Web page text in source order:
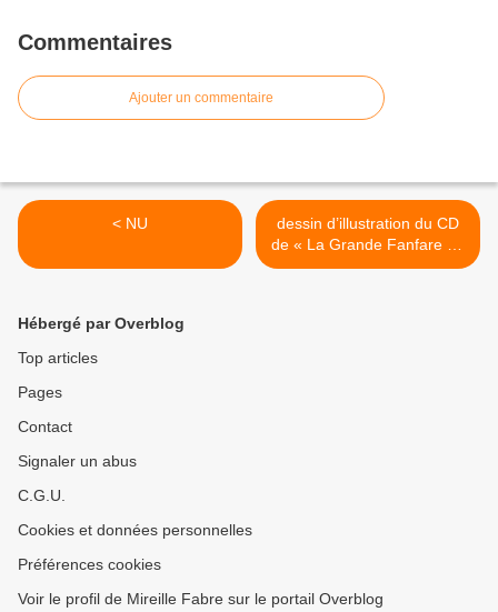
Commentaires
Ajouter un commentaire
< NU
dessin d’illustration du CD
de « La Grande Fanfare de
Jazzèbre » >
Hébergé par Overblog
Top articles
Pages
Contact
Signaler un abus
C.G.U.
Cookies et données personnelles
Préférences cookies
Voir le profil de Mireille Fabre sur le portail Overblog